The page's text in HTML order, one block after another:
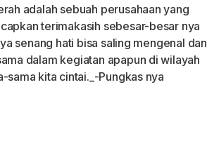
adalah sebuah perusahaan yang
terimakasih sebesar-besar nya
senang hati bisa saling mengenal dan
dalam kegiatan apapun di wilayah
kita cintai._-Pungkas nya